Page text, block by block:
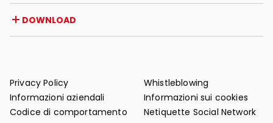
Rassegna stampa
Garanzia
Supporto post-vendita
DOWNLOAD
Privacy Policy
Informazioni aziendali
Codice di comportamento
Whistleblowing
Informazioni sui cookies
Netiquette Social Network